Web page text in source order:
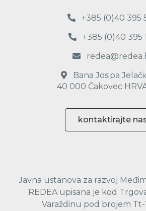
+385 (0)40 395
+385 (0)40 395
Bana Josipa
40 000 Čakovec
kontaktirajte
Javna ustanova za razvoj
REDEA upisana je kod
Varaždinu pod brojem Tt-